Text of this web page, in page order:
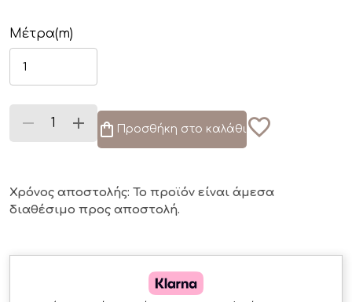
Μέτρα(m)
Προσθήκη στο καλάθι
Χρόνος αποστολής: Το προϊόν είναι άμεσα
διαθέσιμο προς αποστολή.